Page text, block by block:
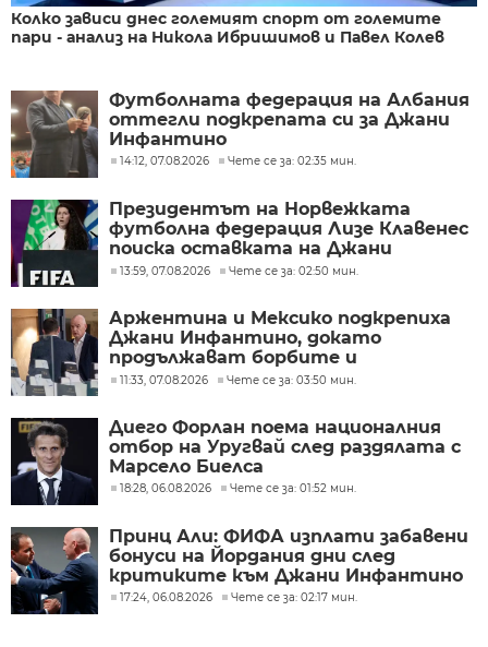
Колко зависи днес големият спорт от големите
пари - анализ на Никола Ибришимов и Павел Колев
Футболната федерация на Албания
оттегли подкрепата си за Джани
Инфантино
14:12, 07.08.2026 Чете се за: 02:35 мин.
Президентът на Норвежката
футболна федерация Лизе Клавенес
поиска оставката на Джани
Инфантино
13:59, 07.08.2026 Чете се за: 02:50 мин.
Аржентина и Мексико подкрепиха
Джани Инфантино, докато
продължават борбите и
разногласията във ФИФА
11:33, 07.08.2026 Чете се за: 03:50 мин.
Диего Форлан поема националния
отбор на Уругвай след раздялата с
Марсело Биелса
18:28, 06.08.2026 Чете се за: 01:52 мин.
Принц Али: ФИФА изплати забавени
бонуси на Йордания дни след
критиките към Джани Инфантино
17:24, 06.08.2026 Чете се за: 02:17 мин.